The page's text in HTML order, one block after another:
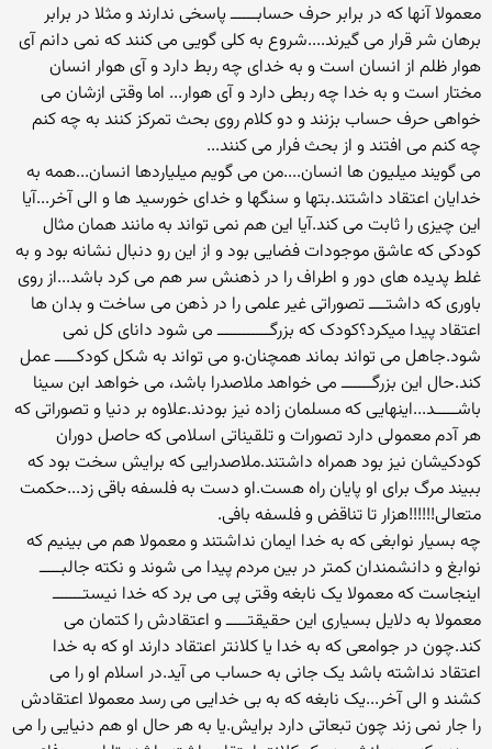
معمولا آنها که در برابر حرف حسابــــــ پاسخی ندارند و مثلا در برابر
برهان شر قرار می گیرند....شروع به کلی گویی می کنند که نمی دانم آی
هوار ظلم از انسان است و به خدای چه ربط دارد و آی هوار انسان
مختار است و به خدا چه ربطی دارد و آی هوار... اما وقتی ازشان می
خواهی حرف حساب بزنند و دو کلام روی بحث تمرکز کنند به چه کنم
چه کنم می افتند و از بحث فرار می کنند...
می گویند میلیون ها انسان....من می گویم میلیاردها انسان...همه به
خدایان اعتقاد داشتند.بتها و سنگها و خدای خورسید ها و الی آخر...آیا
این چیزی را ثابت می کند.آیا این هم نمی تواند به مانند همان مثال
کودکی که عاشق موجودات فضایی بود و از این رو دنبال نشانه بود و به
غلط پدیده های دور و اطراف را در ذهنش سر هم می کرد باشد...از روی
باوری که داشتــــ تصوراتی غیر علمی را در ذهن می ساخت و بدان ها
اعتقاد پیدا میکرد؟کودک که بزرگــــــــــــ می شود دانای کل نمی
شود.جاهل می تواند بماند همچنان.و می تواند به شکل کودکـــــ عمل
کند.حال این بزرگـــــــ می خواهد ملاصدرا باشد، می خواهد ابن سینا
باشـــــد...اینهایی که مسلمان زاده نیز بودند.علاوه بر دنیا و تصوراتی که
هر آدم معمولی دارد تصورات و تلقیناتی اسلامی که حاصل دوران
کودکیشان نیز بود همراه داشتند.ملاصدرایی که برایش سخت بود که
ببیند مرگ برای او پایان راه هست.او دست به فلسفه باقی زد...حکمت
متعالی!!!!!!هزار تا تناقض و فلسفه بافی.
چه بسیار نوابغی که به خدا ایمان نداشتند و معمولا هم می بینیم که
نوابغ و دانشمندان کمتر در بین مردم پیدا می شوند و نکته جالبـــــ
اینجاست که معمولا یک نابغه وقتی پی می برد که خدا نیستـــــــ
معمولا به دلایل بسیاری این حقیقتـــــ و اعتقادش را کتمان می
کند.چون در جوامعی که به خدا یا کلانتر اعتقاد دارند او که به خدا
اعتقاد نداشته باشد یک جانی به حساب می آید.در اسلام او را می
کشند و الی آخر...یک نابغه که به بی خدایی می رسد معمولا اعتقادش
را جار نمی زند چون تبعاتی دارد برایش.یا به هر حال او هم دنیایی را می